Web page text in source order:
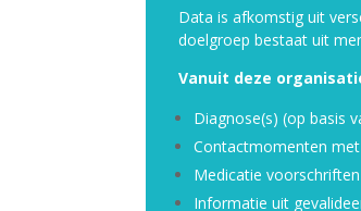
Data is afkomstig uit
doelgroep bestaat uit
Vanuit deze
Diagnose(s) (op basis
Contactmomenten
Medicatie voorschriften
Informatie uit